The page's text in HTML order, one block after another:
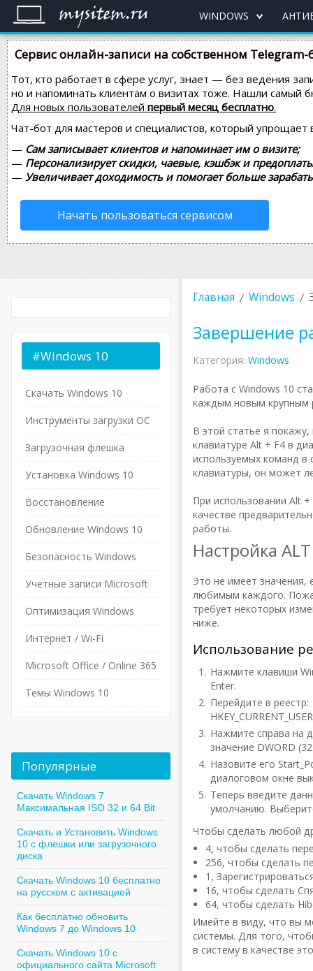
WINDOWS
Сервис онлайн-записи на собственном Telegram-
Тот, кто работает в сфере услуг, знает — без ведения
но и напоминать клиентам о визитах тоже. Нашли самый
Для новых пользователей первый месяц бесплатно.
Чат-бот для мастеров и специалистов, который упрощает
— Сам записывает клиентов и напоминает им о визите;
— Персонализирует скидки, чаевые, кэшбэк и
— Увеличивает доходимость и помогает больше
Начать пользоваться сервисом
Главная Windows
Завершение
Категория: Windows
Работа с Windows 10
каждым новым крупным
В этой статье я
клавиатуре Alt + F4 в
используемых команд в
клавиатуры, он может
При использовании Alt
качестве
работы.
Настройка
Это не имеет значения,
любимым каждого.
требует некоторых
ниже.
Использование
Нажмите клавиши
Enter.
Перейдите в реестр:
Нажмите справа на
значение DWORD
Назовите его
диалоговом окне
Теперь введите
умолчанию.
Чтобы сделать любой
4, чтобы сделать
256, чтобы сделать
1,
16, чтобы сделать
64, чтобы сделать
Имейте в виду, что вы
системы. Для того,
в систему в качестве
#Windows 10
Скачать Windows 10
Инструменты загрузки ОС
Загрузочная флешка
Установка Windows 10
Восстановление
Обновление Windows 10
Безопасность Windows
Учетные записи Microsoft
Оптимизация Windows
Интернет / Wi-Fi
Microsoft Office / Online 365
Темы Windows 10
Популярные
Скачать Windows 7
Максимальная ISO 32 и 64 Bit
Скачать и Установить Windows
10 с флешки или загрузочного
диска
Скачать Windows 10 бесплатно
на русском с активацией
Как бесплатно обновить
Windows 7 до Windows 10
Скачать Windows 10 с
официального сайта Microsoft